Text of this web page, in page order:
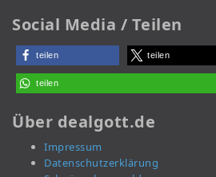
Social Media / Teilen
teilen teilen
teilen
Über dealgott.de
Impressum
Datenschutzerklärung